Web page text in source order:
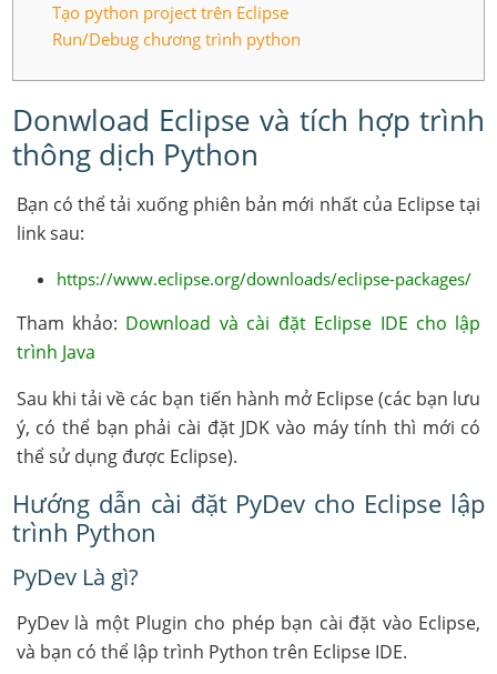
Tạo python project trên Eclipse
Run/Debug chương trình python
Donwload Eclipse và tích hợp trình
thông dịch Python
Bạn có thể tải xuống phiên bản mới nhất của Eclipse tại
link sau:
https://www.eclipse.org/downloads/eclipse-packages/
Tham khảo: Download và cài đặt Eclipse IDE cho lập
trình Java
Sau khi tải về các bạn tiến hành mở Eclipse (các bạn lưu
ý, có thể bạn phải cài đặt JDK vào máy tính thì mới có
thể sử dụng được Eclipse).
Hướng dẫn cài đặt PyDev cho Eclipse lập
trình Python
PyDev Là gì?
PyDev là một Plugin cho phép bạn cài đặt vào Eclipse,
và bạn có thể lập trình Python trên Eclipse IDE.